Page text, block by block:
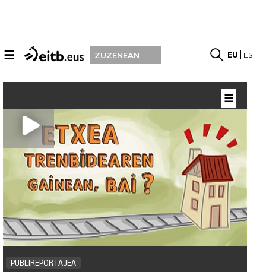
☰ ZUZENEAN EU ES
PUBLIREPORTAJEA
☰